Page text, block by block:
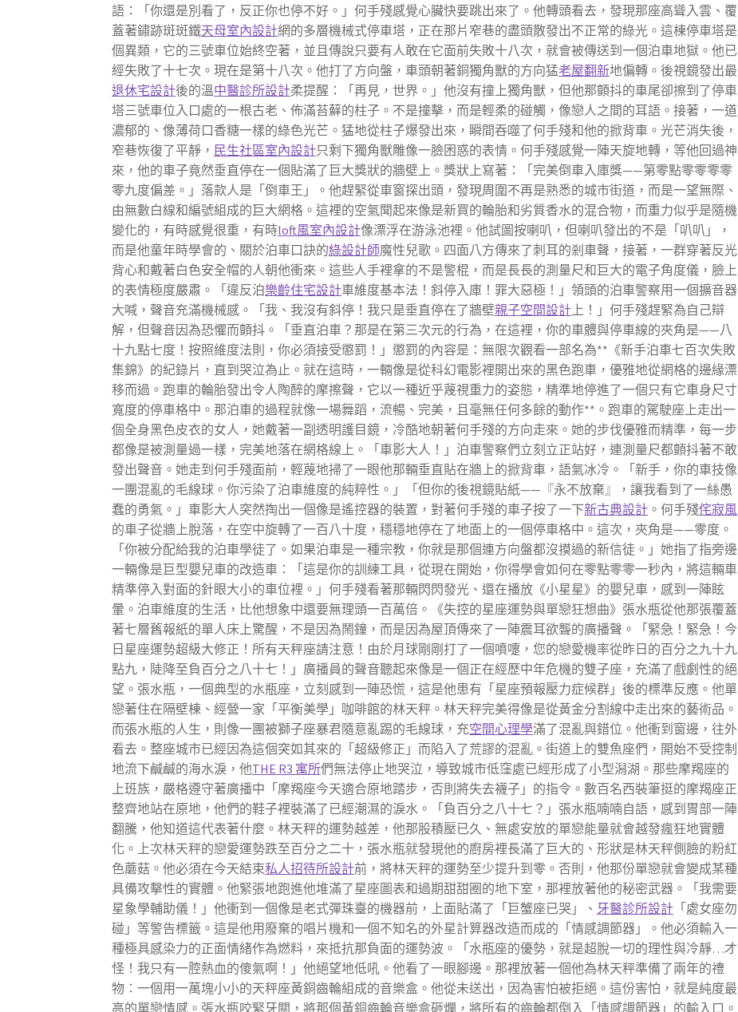
語：「你還是別看了，反正你也停不好。」何手殘感覺心臟快要跳出來了。他轉頭看去，發現那座高聳入雲、覆
蓋著鏽跡斑斑鐵天母室內設計網的多層機械式停車塔，正在那片窄巷的盡頭散發出不正常的綠光。這棟停車塔是
個異類，它的三號車位始終空著，並且傳說只要有人敢在它面前失敗十八次，就會被傳送到一個泊車地獄。他已
經失敗了十七次。現在是第十八次。他打了方向盤，車頭朝著銅獨角獸的方向猛老屋翻新地偏轉。後視鏡發出最
退休宅設計後的溫中醫診所設計柔提醒：「再見，世界。」他沒有撞上獨角獸，但他那顫抖的車尾卻擦到了停車
塔三號車位入口處的一根古老、佈滿苔蘚的柱子。不是撞擊，而是輕柔的碰觸，像戀人之間的耳語。接著，一道
濃郁的、像薄荷口香糖一樣的綠色光芒。猛地從柱子爆發出來，瞬間吞噬了何手殘和他的掀背車。光芒消失後，
窄巷恢復了平靜， 民生社區室內設計只剩下獨角獸雕像一臉困惑的表情。何手殘感覺一陣天旋地轉，等他回過神
來，他的車子竟然垂直停在一個貼滿了巨大獎狀的牆壁上。獎狀上寫著：「完美倒車入庫獎——第零點零零零零
零九度偏差。」落款人是「倒車王」。他趕緊從車窗探出頭，發現周圍不再是熟悉的城市街道，而是一望無際、
由無數白線和編號組成的巨大網格。這裡的空氣聞起來像是新買的輪胎和劣質香水的混合物，而重力似乎是隨機
變化的，有時感覺很重，有時loft風室內設計像漂浮在游泳池裡。他試圖按喇叭，但喇叭發出的不是「叭叭」，
而是他童年時學會的、關於泊車口訣的綠設計師魔性兒歌。四面八方傳來了刺耳的剎車聲，接著，一群穿著反光
背心和戴著白色安全帽的人朝他衝來。這些人手裡拿的不是警棍，而是長長的測量尺和巨大的電子角度儀，臉上
的表情極度嚴肅。「違反泊樂齡住宅設計車維度基本法！斜停入庫！罪大惡極！」領頭的泊車警察用一個擴音器
大喊，聲音充滿機械感。「我、我沒有斜停！我只是垂直停在了牆壁親子空間設計上！」何手殘趕緊為自己辯
解，但聲音因為恐懼而顫抖。「垂直泊車？那是在第三次元的行為，在這裡，你的車體與停車線的夾角是——八
十九點七度！按照維度法則，你必須接受懲罰！」懲罰的內容是：無限次觀看一部名為**《新手泊車七百次失敗
集錦》的紀錄片，直到哭泣為止。就在這時，一輛像是從科幻電影裡開出來的黑色跑車，優雅地從網格的邊緣漂
移而過。跑車的輪胎發出令人陶醉的摩擦聲，它以一種近乎蔑視重力的姿態，精準地停進了一個只有它車身尺寸
寬度的停車格中。那泊車的過程就像一場舞蹈，流暢、完美，且毫無任何多餘的動作**。跑車的駕駛座上走出一
個全身黑色皮衣的女人，她戴著一副透明護目鏡，冷酷地朝著何手殘的方向走來。她的步伐優雅而精準，每一步
都像是被測量過一樣，完美地落在網格線上。「車影大人！」泊車警察們立刻立正站好，連測量尺都顫抖著不敢
發出聲音。她走到何手殘面前，輕蔑地掃了一眼他那輛垂直貼在牆上的掀背車，語氣冰冷。「新手，你的車技像
一團混亂的毛線球。你污染了泊車維度的純粹性。」「但你的後視鏡貼紙——『永不放棄』，讓我看到了一絲愚
蠢的勇氣。」車影大人突然掏出一個像是遙控器的裝置，對著何手殘的車子按了一下新古典設計 。何手殘侘寂風
的車子從牆上脫落，在空中旋轉了一百八十度，穩穩地停在了地面上的一個停車格中。這次，夾角是——零度。
「你被分配給我的泊車學徒了。如果泊車是一種宗教，你就是那個連方向盤都沒摸過的新信徒。」她指了指旁邊
一輛像是巨型嬰兒車的改造車：「這是你的訓練工具，從現在開始，你得學會如何在零點零零一秒內，將這輛車
精準停入對面的針眼大小的車位裡。」何手殘看著那輛閃閃發光、還在播放《小星星》的嬰兒車，感到一陣眩
暈。泊車維度的生活，比他想象中還要無理頭一百萬倍。《失控的星座運勢與單戀狂想曲》張水瓶從他那張覆蓋
著七層舊報紙的單人床上驚醒，不是因為鬧鐘，而是因為屋頂傳來了一陣震耳欲聾的廣播聲。「緊急！緊急！今
日星座運勢超級大修正！所有天秤座請注意！由於月球剛剛打了一個噴嚏，您的戀愛機率從昨日的百分之九十九
點九，陡降至負百分之八十七！」廣播員的聲音聽起來像是一個正在經歷中年危機的雙子座，充滿了戲劇性的絕
望。張水瓶，一個典型的水瓶座，立刻感到一陣恐慌，這是他患有「星座預報壓力症候群」後的標準反應。他單
戀著住在隔壁棟、經營一家「平衡美學」咖啡館的林天秤。林天秤完美得像是從黃金分割線中走出來的藝術品。
而張水瓶的人生，則像一團被獅子座暴君隨意亂踢的毛線球，充空間心理學滿了混亂與錯位。他衝到窗邊，往外
看去。整座城市已經因為這個突如其來的「超級修正」而陷入了荒謬的混亂。街道上的雙魚座們，開始不受控制
地流下鹹鹹的海水淚，他THE R3 寓所們無法停止地哭泣，導致城市低窪處已經形成了小型潟湖。那些摩羯座的
上班族，嚴格遵守著廣播中「摩羯座今天適合原地踏步，否則將失去襪子」的指令。數百名西裝筆挺的摩羯座正
整齊地站在原地，他們的鞋子裡裝滿了已經潮濕的淚水。「負百分之八十七？」張水瓶喃喃自語，感到胃部一陣
翻騰，他知道這代表著什麼。林天秤的運勢越差，他那股積壓已久、無處安放的單戀能量就會越發瘋狂地實體
化。上次林天秤的戀愛運勢跌至百分之二十，張水瓶就發現他的廚房裡長滿了巨大的、形狀是林天秤側臉的粉紅
色蘑菇。他必須在今天結束私人招待所設計前，將林天秤的運勢至少提升到零。否則，他那份單戀就會變成某種
具備攻擊性的實體。他緊張地跑進他堆滿了星座圖表和過期甜甜圈的地下室，那裡放著他的秘密武器。「我需要
星象學輔助儀！」他衝到一個像是老式彈珠臺的機器前，上面貼滿了「巨蟹座已哭」、 牙醫診所設計 「處女座勿
碰」等警告標籤。這是他用廢棄的唱片機和一個不知名的外星計算器改造而成的「情感調節器」。他必須輸入一
種極具感染力的正面情緒作為燃料，來抵抗那負面的運勢波。「水瓶座的優勢，就是超脫一切的理性與冷靜…才
怪！我只有一腔熱血的傻氣啊！」他絕望地低吼。他看了一眼腳邊。那裡放著一個他為林天秤準備了兩年的禮
物：一個用一萬塊小小的天秤座黃銅齒輪組成的音樂盒。他從未送出，因為害怕被拒絕。這份害怕，就是純度最
高的單戀情感。張水瓶咬緊牙關，將那個黃銅齒輪音樂盒砸爛，將所有的齒輪都倒入「情感調節器」的輸入口。